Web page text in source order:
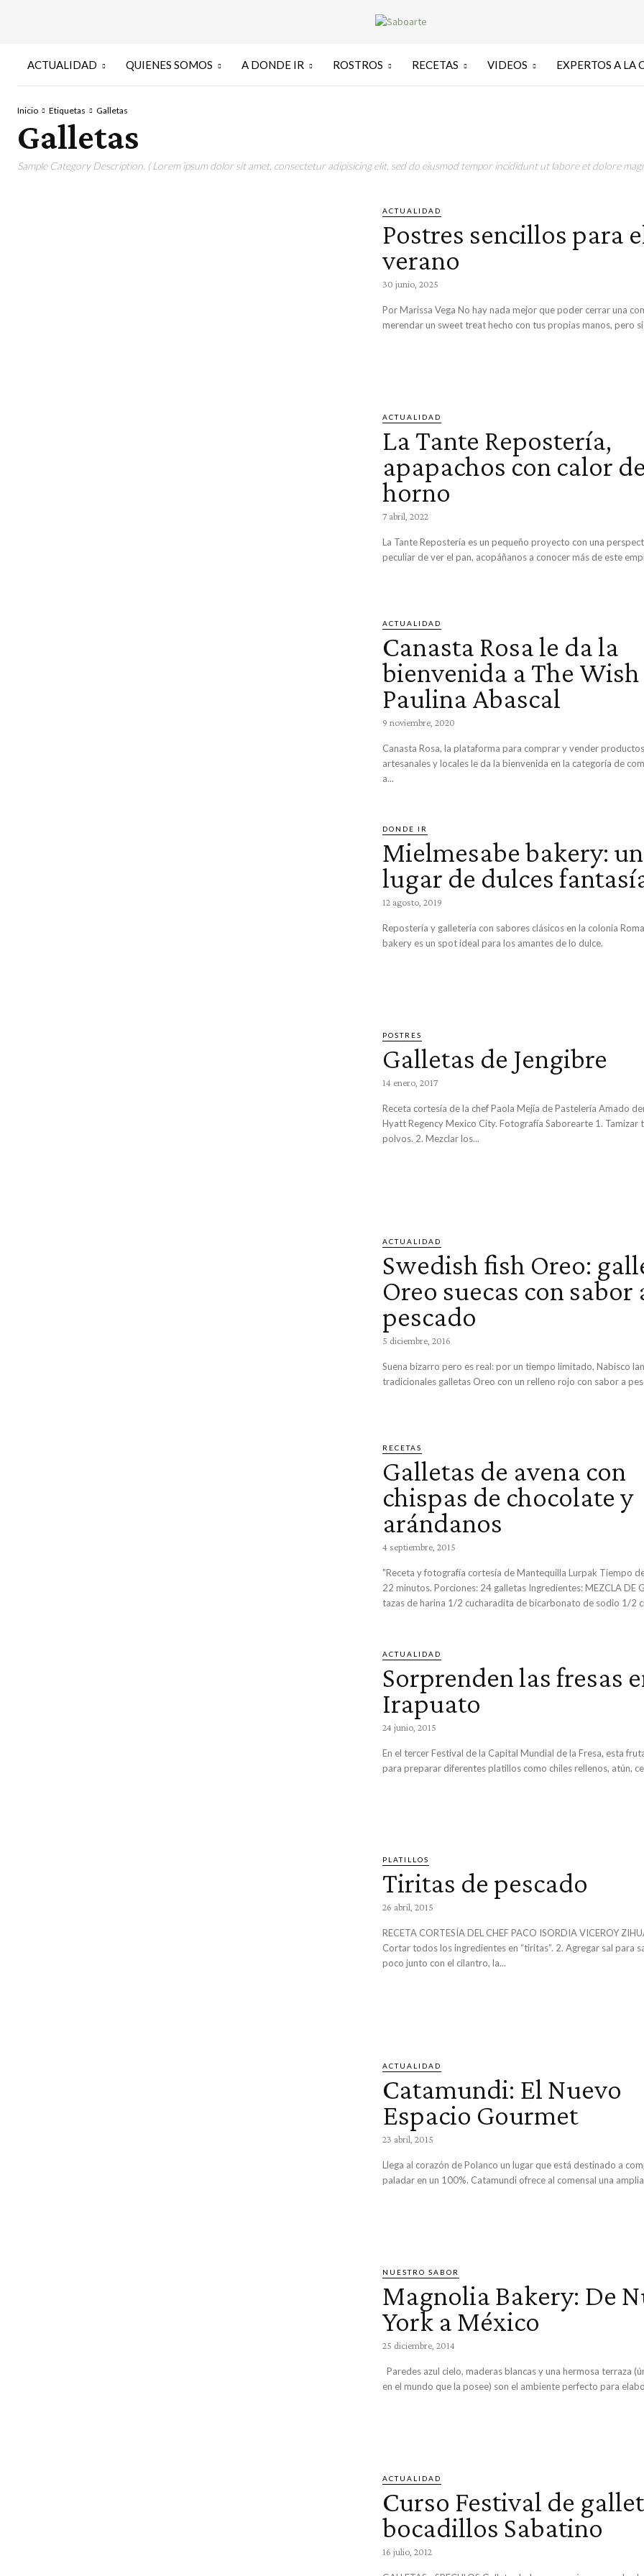
ACTUALIDAD QUIENES SOMOS A DONDE IR ROSTROS RECETAS VIDEOS EXPERTOS A LA
Inicio Etiquetas Galletas
Galletas
Sample Category Description. ( Lorem ipsum dolor sit amet, consectetur adipisicing elit, sed do eiusmod tempor incididunt ut labore et dolore
ACTUALIDAD
Postres sencillos para
verano
30 junio, 2025
Por Marissa Vega No hay nada mejor que poder cerrar una comida o
merendar un sweet treat hecho con tus propias manos, pero
ACTUALIDAD
La Tante Repostería,
apapachos con calor de
horno
7 abril, 2022
La Tante Repostería es un pequeño proyecto con una
peculiar de ver el pan, acopáñanos a conocer más de este
ACTUALIDAD
Canasta Rosa le da la
bienvenida a The
Paulina Abascal
9 noviembre, 2020
Canasta Rosa, la plataforma para comprar y vender
artesanales y locales le da la bienvenida en la categoría de
a...
DONDE IR
Mielmesabe bakery: un
lugar de dulces
12 agosto, 2019
Repostería y galletería con sabores clásicos en la colonia
bakery es un spot ideal para los amantes de lo dulce.
POSTRES
Galletas de Jengibre
14 enero, 2017
Receta cortesía de la chef Paola Mejía de Pastelería Amado
Hyatt Regency Mexico City. Fotografía Saborearte 1. Tamizar todos los
polvos. 2. Mezclar los...
ACTUALIDAD
Swedish fish Oreo:
Oreo suecas con sabor
pescado
5 diciembre, 2016
Suena bizarro pero es real: por un tiempo limitado, Nabisco
tradicionales galletas Oreo con un relleno rojo con sabor a
RECETAS
Galletas de avena con
chispas de chocolate y
arándanos
4 septiembre, 2015
"Receta y fotografía cortesía de Mantequilla Lurpak Tiempo de preparación:
22 minutos. Porciones: 24 galletas Ingredientes: MEZCLA DE GALLETAS: 2/3
tazas de harina 1/2 cucharadita de bicarbonato de sodio 1/2
ACTUALIDAD
Sorprenden las fresas
Irapuato
24 junio, 2015
En el tercer Festival de la Capital Mundial de la Fresa, esta
para preparar diferentes platillos como chiles rellenos, atún,
PLATILLOS
Tiritas de pescado
26 abril, 2015
RECETA CORTESÍA DEL CHEF PACO ISORDIA VICEROY
Cortar todos los ingredientes en “tiritas”. 2. Agregar sal para
poco junto con el cilantro, la...
ACTUALIDAD
Catamundi: El Nuevo
Espacio Gourmet
23 abril, 2015
Llega al corazón de Polanco un lugar que está destinado a
paladar en un 100%. Catamundi ofrece al comensal una
NUESTRO SABOR
Magnolia Bakery: De
York a México
25 diciembre, 2014
en el mundo que la posee) son el ambiente perfecto para
ACTUALIDAD
Curso Festival de
bocadillos Sabatino
16 julio, 2012